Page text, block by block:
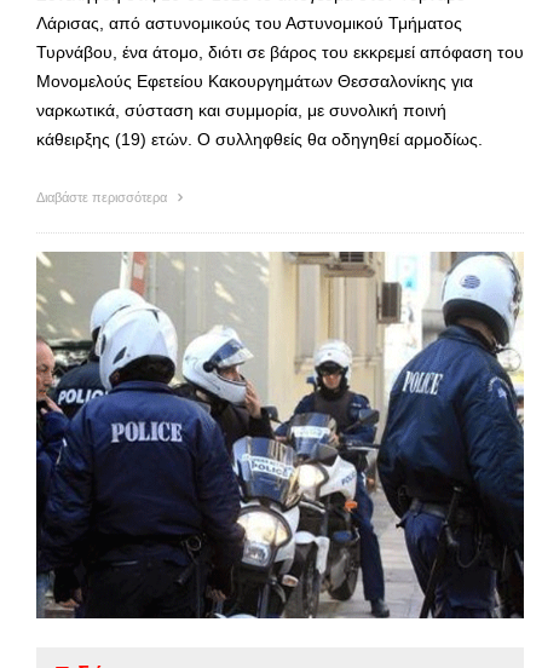
Λάρισας, από αστυνομικούς του Αστυνομικού Τμήματος
Τυρνάβου, ένα άτομο, διότι σε βάρος του εκκρεμεί απόφαση του
Μονομελούς Εφετείου Κακουργημάτων Θεσσαλονίκης για
ναρκωτικά, σύσταση και συμμορία, με συνολική ποινή
κάθειρξης (19) ετών. Ο συλληφθείς θα οδηγηθεί αρμοδίως.
Διαβάστε περισσότερα